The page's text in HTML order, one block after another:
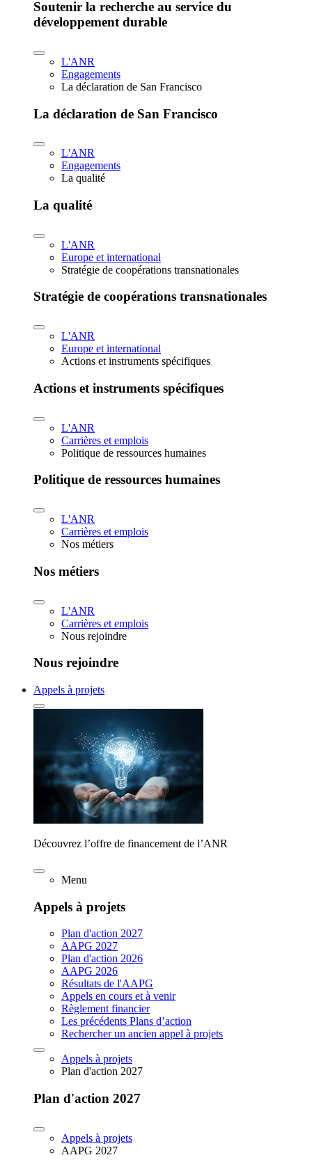
Soutenir la recherche au service du
développement durable
L'ANR
Engagements
La déclaration de San Francisco
La déclaration de San Francisco
L'ANR
Engagements
La qualité
La qualité
L'ANR
Europe et international
Stratégie de coopérations transnationales
Stratégie de coopérations transnationales
L'ANR
Europe et international
Actions et instruments spécifiques
Actions et instruments spécifiques
L'ANR
Carrières et emplois
Politique de ressources humaines
Politique de ressources humaines
L'ANR
Carrières et emplois
Nos métiers
Nos métiers
L'ANR
Carrières et emplois
Nous rejoindre
Nous rejoindre
Appels à projets
Découvrez l’offre de financement de l’ANR
Menu
Appels à projets
Plan d'action 2027
AAPG 2027
Plan d'action 2026
AAPG 2026
Résultats de l'AAPG
Appels en cours et à venir
Règlement financier
Les précédents Plans d’action
Rechercher un ancien appel à projets
Appels à projets
Plan d'action 2027
Plan d'action 2027
Appels à projets
AAPG 2027